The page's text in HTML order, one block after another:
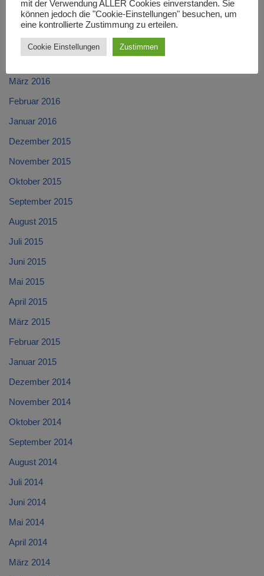
Juni 2016
Mai 2016
März 2016
Februar 2016
Januar 2016
Dezember 2015
November 2015
Oktober 2015
September 2015
August 2015
Juli 2015
Juni 2015
Mai 2015
April 2015
März 2015
Februar 2015
Januar 2015
Dezember 2014
November 2014
Oktober 2014
September 2014
August 2014
Juli 2014
Juni 2014
Mai 2014
April 2014
März 2014
mit der Verwendung ALLER Cookies einverstanden. Sie
können jedoch die "Cookie-Einstellungen" besuchen, um
eine kontrollierte Zustimmung zu erteilen.
Cookie Einstellungen Zustimmen